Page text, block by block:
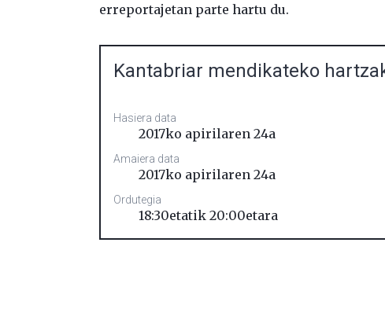
erreportajetan parte hartu du.
Kantabriar mendikateko
Hasiera data
2017ko apirilaren 24a
Amaiera data
2017ko apirilaren 24a
Ordutegia
18:30etatik 20:00etara